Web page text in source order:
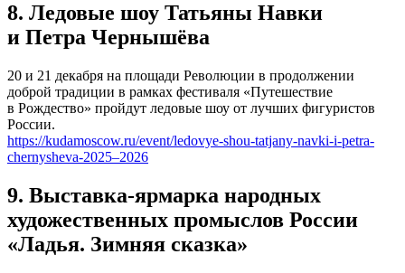
8. Ледовые шоу Татьяны Навки
и Петра Чернышёва
20 и 21 декабря на площади Революции в продолжении
доброй традиции в рамках фестиваля «Путешествие
в Рождество» пройдут ледовые шоу от лучших фигуристов
России.
https://kudamoscow.ru/event/ledovye-shou-tatjany-navki-i-petra-
chernysheva-2025–2026
9. Выставка-ярмарка народных
художественных промыслов России
«Ладья. Зимняя сказка»